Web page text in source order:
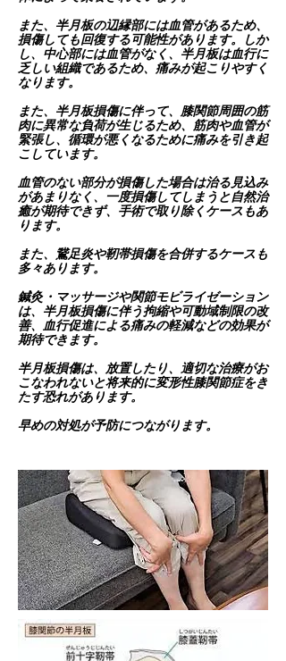
また、半月板の辺縁部には血管があるため、
損傷しても回復する可能性があります。しか
し、中心部には血管がなく、半月板は血行に
乏しい組織であるため、痛みが起こりやすく
なります。
また、半月板損傷に伴って、膝関節周囲の筋
肉に異常な負荷が生じるため、筋肉や血管が
緊張し、循環が悪くなるために痛みを引き起
こしています。
血管のない部分が損傷した場合は治る見込み
があまりなく、一度損傷してしまうと自然治
癒が期待できず、手術で取り除くケースもあ
ります。
また、鵞足炎や靭帯損傷を合併するケースも
多々あります。
鍼灸・マッサージや関節モビライゼーション
は、半月板損傷に伴う拘縮や可動域制限の改
善、血行促進による痛みの軽減などの効果が
期待できます。
半月板損傷は、放置したり、適切な治療がお
こなわれないと将来的に変形性膝関節症をき
たす恐れがあります。
早めの対処が予防につながります。